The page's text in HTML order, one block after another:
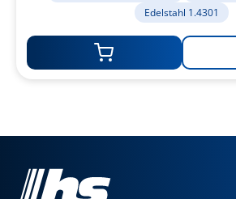
Edelstahl 1.4301